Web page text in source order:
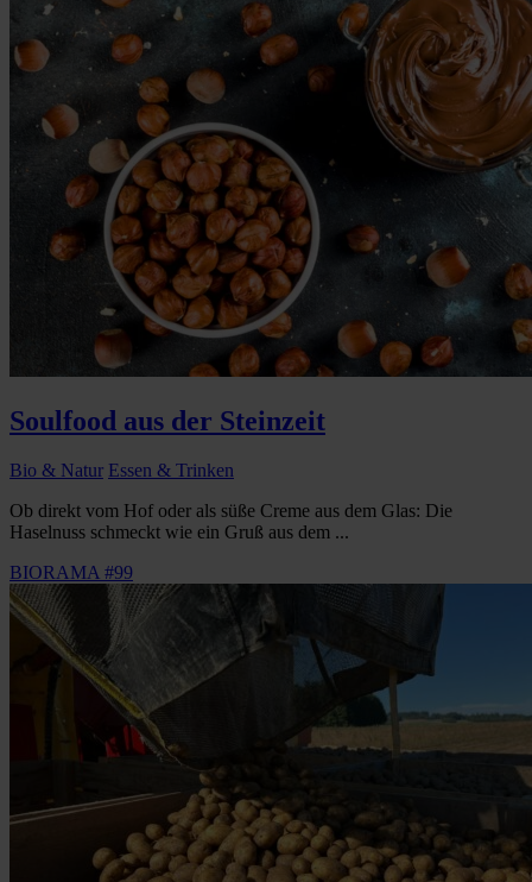
Soulfood aus der Steinzeit
Bio & Natur Essen & Trinken
Ob direkt vom Hof oder als süße Creme aus dem Glas: Die
Haselnuss schmeckt wie ein Gruß aus dem ...
BIORAMA #99